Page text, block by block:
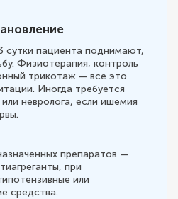
сутки пациента поднимают,
Физиотерапия, контроль
трикотаж — все это
Иногда требуется
невролога, если ишемия
препаратов —
при
или
средства.